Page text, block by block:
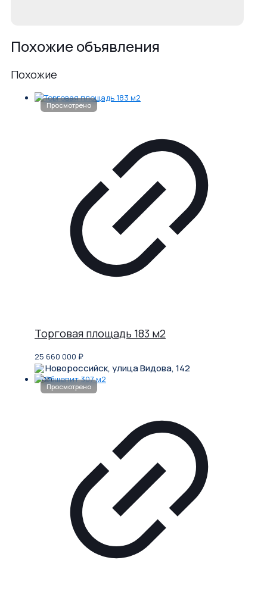
Похожие объявления
Похожие
Торговая площадь 183 м2
25 660 000 ₽
Новороссийск, улица Видова, 142